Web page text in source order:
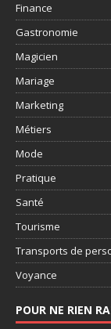
Finance
Gastronomie
Magicien
Mariage
Marketing
Métiers
Mode
Pratique
Santé
Tourisme
Transports de
Voyance
POUR NE RIEN